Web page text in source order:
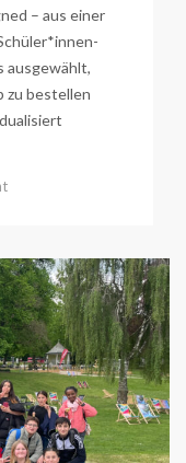
– aus einer
ausgewählt,
zu bestellen